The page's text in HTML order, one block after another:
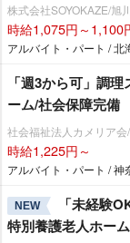
株式会社SOYOKAZE/旭
時給1,075円～1,100
アルバイト・パート / 北
「週3から可」調
ーム/社会保障完備
社会福祉法人カメリア
時給1,225円～
アルバイト・パート / 神
NEW
「未経験
特別養護老人ホー